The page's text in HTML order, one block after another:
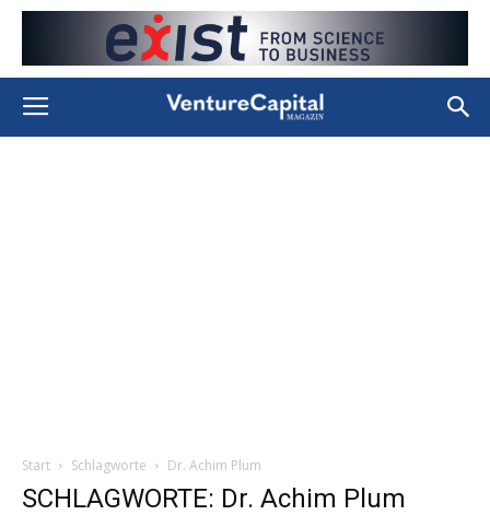
Start Schlagworte Dr. Achim Plum
SCHLAGWORTE: Dr. Achim Plum